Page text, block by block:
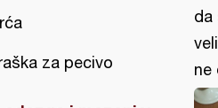
za pecivo
da
ne